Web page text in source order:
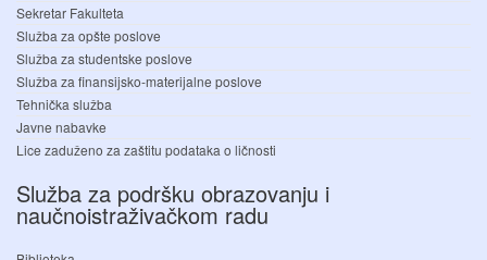
Sekretar Fakulteta
Služba za opšte poslove
Služba za studentske poslove
Služba za finansijsko-materijalne poslove
Tehnička služba
Javne nabavke
Lice zaduženo za zaštitu podataka o ličnosti
Služba za podršku obrazovanju i
naučnoistraživačkom radu